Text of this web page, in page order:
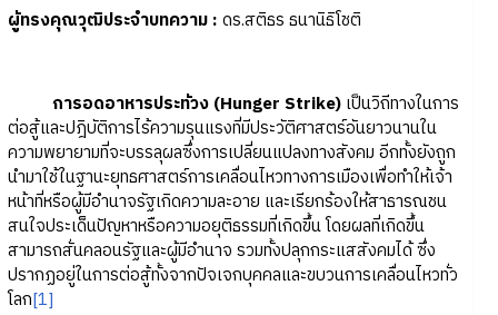
ผู้ทรงคุณวุฒิประจำบทความ : ดร.สติธร ธนานิธิโชติ
การอดอาหารประท้วง (Hunger Strike)เป็นวิถีทางในการ
ต่อสู้และปฎิบัติการไร้ความรุนแรงที่มีประวัติศาสตร์อันยาวนานใน
ความพยายามที่จะบรรลุผลซึ่งการเปลี่ยนแปลงทางสังคม อีกทั้งยังถูก
นำมาใช้ในฐานะยุทธศาสตร์การเคลื่อนไหวทางการเมืองเพื่อทำให้เจ้า
หน้าที่หรือผู้มีอำนาจรัฐเกิดความละอาย และเรียกร้องให้สาธารณชน
สนใจประเด็นปัญหาหรือความอยุติธรรมที่เกิดขึ้น โดยผลที่เกิดขึ้น
สามารถสั่นคลอนรัฐและผู้มีอำนาจ รวมทั้งปลุกกระแสสังคมได้ ซึ่ง
ปรากฏอยู่ในการต่อสู้ทั้งจากปัจเจกบุคคลและขบวนการเคลื่อนไหวทั่ว
โลก[1]